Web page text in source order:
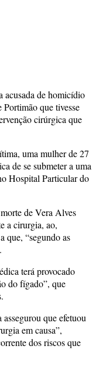
acusada de homicídio
que tivesse
cirúrgica que
uma mulher de 27
de se submeter a uma
Hospital Particular do
de Vera Alves
a cirurgia, ao,
que, “segundo as
terá provocado
do fígado”, que
que efetuou
em causa”,
dos riscos que